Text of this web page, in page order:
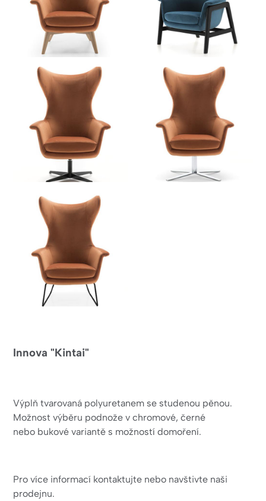
Innova "Kintai"
Výplň tvarovaná polyuretanem se studenou pěnou.
Možnost výběru podnože v chromové, černé
nebo bukové variantě s možností domoření.
Pro více informací kontaktujte nebo navštivte naši
prodejnu.